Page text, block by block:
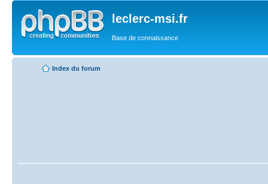
leclerc-msi.fr
Base de connaissance
Index du forum